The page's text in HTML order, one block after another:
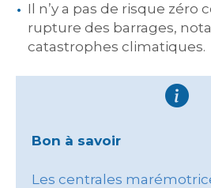
Il n’y a pas de risque zéro
rupture des barrages,
catastrophes climatiques.
Bon à savoir
Les centrales